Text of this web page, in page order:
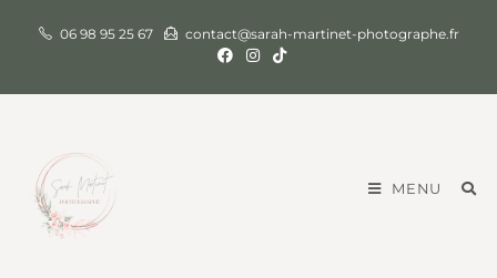
06 98 95 25 67 contact@sarah-martinet-photographe.fr
MENU